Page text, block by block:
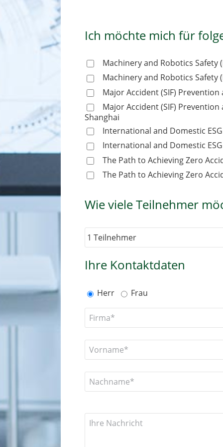
Ich möchte mich für
Machinery and Robotics Safety
Machinery and Robotics Safety
Major Accident (SIF)
Major Accident (SIF)
Shanghai
International and Domestic
International and Domestic
The Path to Achieving Zero
The Path to Achieving Zero
Wie viele Teilnehmer
Ihre Kontaktdaten
Herr Frau